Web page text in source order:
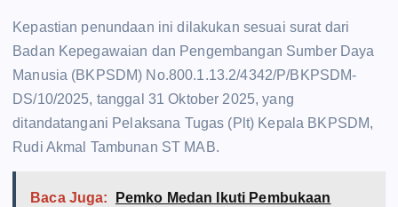
Kepastian penundaan ini dilakukan sesuai surat dari
Badan Kepegawaian dan Pengembangan Sumber Daya
Manusia (BKPSDM) No.800.1.13.2/4342/P/BKPSDM-
DS/10/2025, tanggal 31 Oktober 2025, yang
ditandatangani Pelaksana Tugas (Plt) Kepala BKPSDM,
Rudi Akmal Tambunan ST MAB.
Baca Juga:
Pemko Medan Ikuti Pembukaan